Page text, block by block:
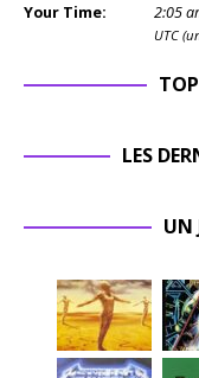
Your Time: 2:05
UTC
LES
UN